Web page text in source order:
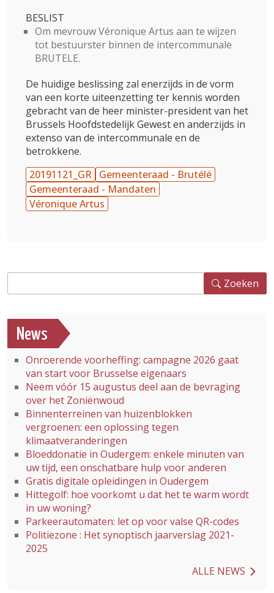
BESLIST
Om mevrouw Véronique Artus aan te wijzen
tot bestuurster binnen de intercommunale
BRUTELE.
De huidige beslissing zal enerzijds in de vorm
van een korte uiteenzetting ter kennis worden
gebracht van de heer minister-president van het
Brussels Hoofdstedelijk Gewest en anderzijds in
extenso van de intercommunale en de
betrokkene.
20191121_GR Gemeenteraad - Brutélé
Gemeenteraad - Mandaten
Véronique Artus
Zoeken
News
Onroerende voorheffing: campagne 2026 gaat
van start voor Brusselse eigenaars
Neem vóór 15 augustus deel aan de bevraging
over het Zoniënwoud
Binnenterreinen van huizenblokken
vergroenen: een oplossing tegen
klimaatveranderingen
Bloeddonatie in Oudergem: enkele minuten van
uw tijd, een onschatbare hulp voor anderen
Gratis digitale opleidingen in Oudergem
Hittegolf: hoe voorkomt u dat het te warm wordt
in uw woning?
Parkeerautomaten: let op voor valse QR-codes
Politiezone : Het synoptisch jaarverslag 2021-
2025
ALLE NEWS